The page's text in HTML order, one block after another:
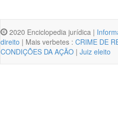
2020 Enciclopedia jurídica |
direito | Mais verbetes : CRIME DE
CONDIÇÕES DA AÇÃO | Juiz eleito